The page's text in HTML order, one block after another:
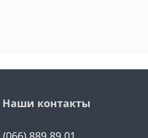
Наши контакты